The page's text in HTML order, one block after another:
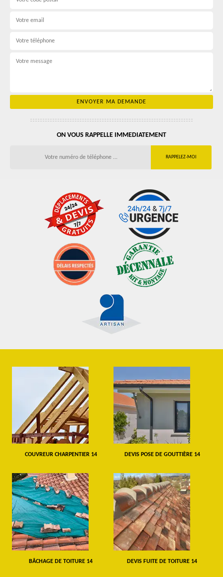
ON VOUS RAPPELLE IMMEDIATEMENT
COUVREUR CHARPENTIER 14 DEVIS POSE DE GOUTTIÈRE 14
BÂCHAGE DE TOITURE 14 DEVIS FUITE DE TOITURE 14